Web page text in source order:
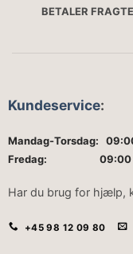
BETALER
Kundeservice:
Mandag-Torsdag:
Fredag: 09:00 –
Har du brug for hjælp,
+45 98 12 09 80